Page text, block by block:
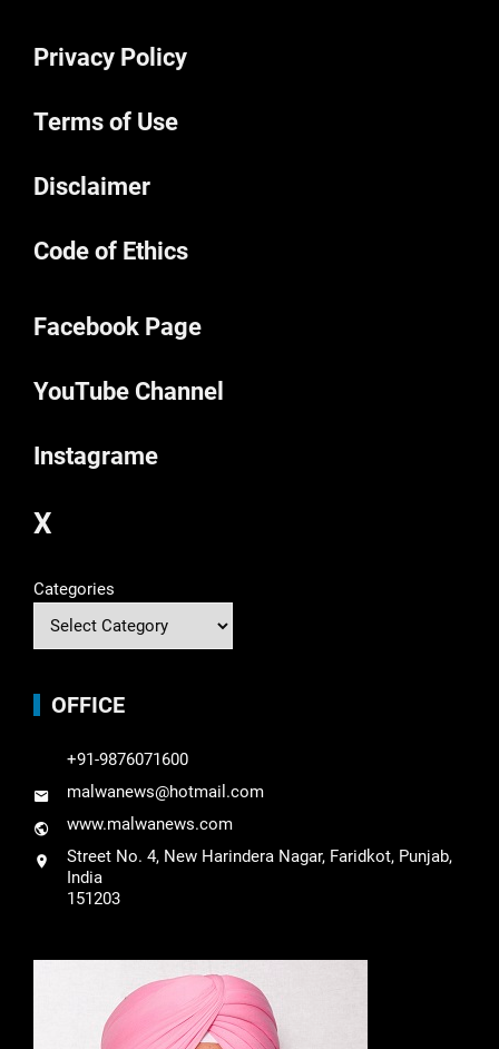
Privacy Policy
Terms of Use
Disclaimer
Code of Ethics
Facebook Page
YouTube Channel
Instagrame
X
Categories
OFFICE
+91-9876071600
malwanews@hotmail.com
www.malwanews.com
Street No. 4, New Harindera Nagar, Faridkot, Punjab,
India
151203